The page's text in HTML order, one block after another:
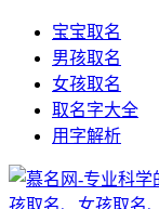
宝宝取名
男孩取名
女孩取名
取名字大全
用字解析